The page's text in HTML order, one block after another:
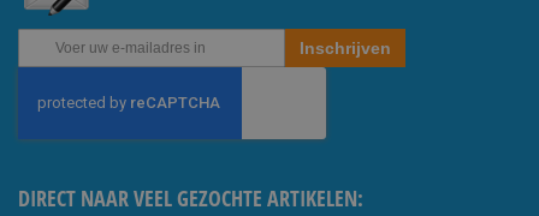
Abonneer
onze
Inschrijven
DIRECT NAAR VEEL GEZOCHTE ARTIKELEN: